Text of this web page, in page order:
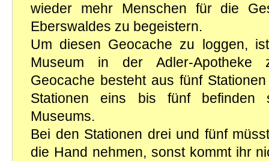
wieder mehr Menschen für die
Eberswaldes zu begeistern.
Um diesen Geocache zu loggen,
Museum in der Adler-Apotheke
Geocache besteht aus fünf
Stationen eins bis fünf befinden
Museums.
Bei den Stationen drei und fünf
die Hand nehmen, sonst kommt ihr